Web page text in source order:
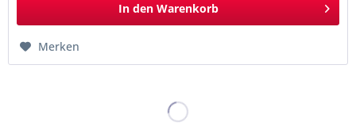
In den Warenkorb
Merken